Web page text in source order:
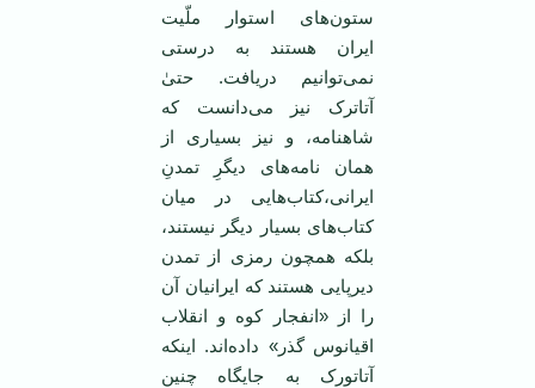
ستون‌های استوار ملّیت
ایران هستند به درستی
نمی‌توانیم دریافت. حتیٰ
آتاترک نیز می‌دانست که
شاهنامه، و نیز بسیاری از
همان نامه‌های دیگرِ تمدنِ
ایرانی،کتاب‌هایی در میان
کتاب‌های بسیار دیگر نیستند،
بلکه همچون رمزی از تمدن
دیرپایی هستند که ایرانیان آن
را از «انفجار کوه و انقلاب
اقیانوس گذر» داده‌اند. اینکه
آتاتورک به جایگاه چنین